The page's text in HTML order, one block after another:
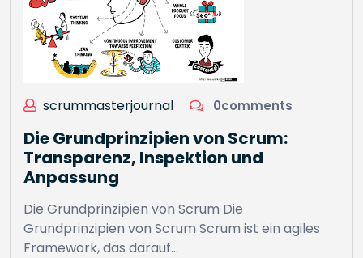
scrummasterjournal 0comments
Die Grundprinzipien von Scrum:
Transparenz, Inspektion und
Anpassung
Die Grundprinzipien von Scrum Die
Grundprinzipien von Scrum Scrum ist ein agiles
Framework, das darauf…